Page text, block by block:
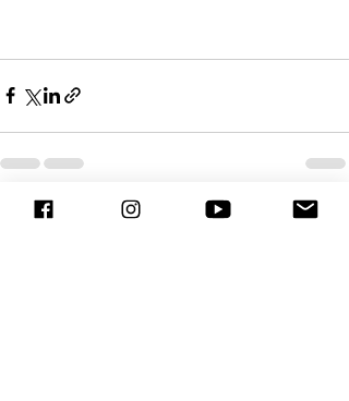
Aktuelle Beiträge Alle ansehen